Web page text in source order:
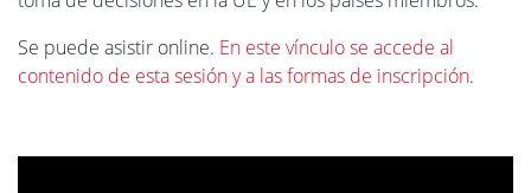
Se puede asistir online. En este vínculo se accede al
contenido de esta sesión y a las formas de inscripción.